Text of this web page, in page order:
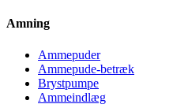
Amning
Ammepuder
Ammepude-betræk
Brystpumpe
Ammeindlæg